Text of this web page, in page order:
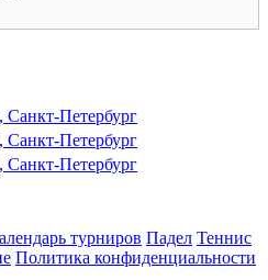
Санкт-Петербург
Санкт-Петербург
Санкт-Петербург
турниров Падел Теннис
Политика конфиденциальности